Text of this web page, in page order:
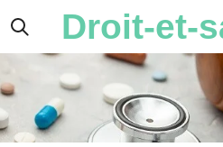
Passer
contenu
principal
Droit-et-